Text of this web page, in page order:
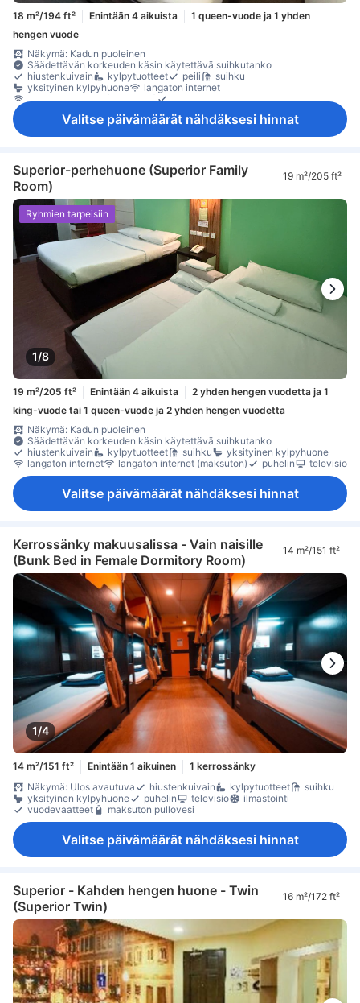
18 m²/194 ft² Enintään 4 aikuista
1 queen-vuode ja 1 yhden
hengen vuode
Näkymä: Kadun puoleinen
Säädettävän korkeuden käsin käytettävä suihkutanko
hiustenkuivain
kylpytuotteet peili
suihku
yksityinen kylpyhuone
langaton internet
Valitse päivämäärät nähdäksesi hinnat
Superior-perhehuone (Superior Family
Room)
19 m²/205 ft²
1/8
Ryhmien tarpeisiin
19 m²/205 ft² Enintään 4 aikuista
2 yhden hengen vuodetta ja 1
king-vuode tai 1 queen-vuode ja 2 yhden hengen vuodetta
Näkymä: Kadun puoleinen
Säädettävän korkeuden käsin käytettävä suihkutanko
hiustenkuivain
kylpytuotteet suihku
yksityinen kylpyhuone
langaton internet
langaton internet (maksuton) puhelin televisio
Valitse päivämäärät nähdäksesi hinnat
Kerrossänky makuusalissa - Vain naisille
(Bunk Bed in Female Dormitory Room)
14 m²/151 ft²
1/4
14 m²/151 ft² Enintään 1 aikuinen
1 kerrossänky
Näkymä: Ulos avautuva
hiustenkuivain kylpytuotteet
suihku
yksityinen kylpyhuone
puhelin televisio
ilmastointi
vuodevaatteet
maksuton pullovesi
Valitse päivämäärät nähdäksesi hinnat
Superior - Kahden hengen huone - Twin
(Superior Twin)
16 m²/172 ft²